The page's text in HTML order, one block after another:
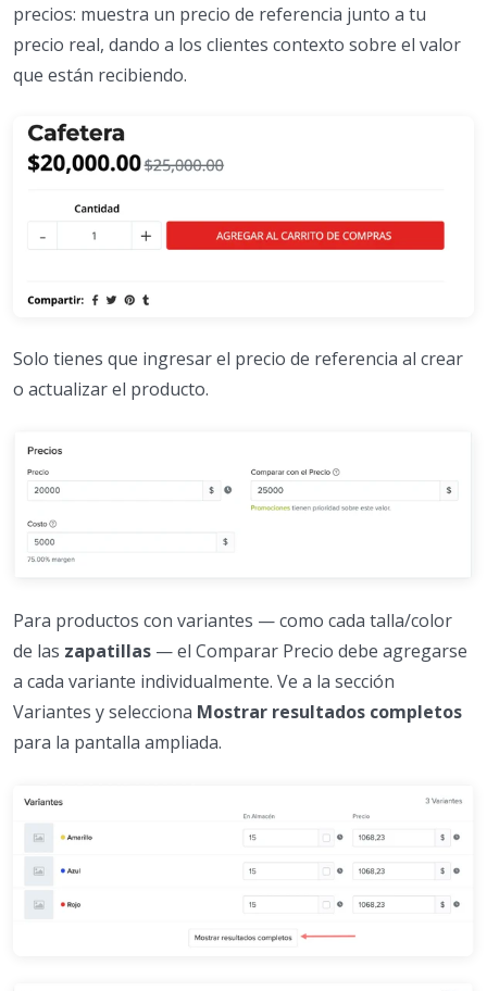
precios: muestra un precio de referencia junto a tu
precio real, dando a los clientes contexto sobre el valor
que están recibiendo.
Solo tienes que ingresar el precio de referencia al crear
o actualizar el producto.
Para productos con variantes — como cada talla/color
de las zapatillas — el Comparar Precio debe agregarse
a cada variante individualmente. Ve a la sección
Variantes y selecciona Mostrar resultados completos
para la pantalla ampliada.